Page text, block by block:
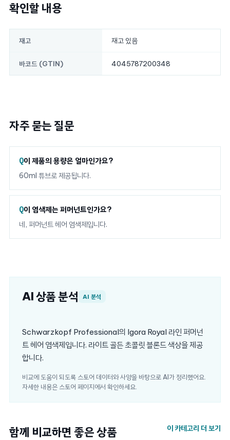
확인할 내용
재고 재고 있음
바코드 (GTIN) 4045787200348
자주 묻는 질문
이 제품의 용량은 얼마인가요?
60ml 튜브로 제공됩니다.
이 염색제는 퍼머넌트인가요?
네, 퍼머넌트 헤어 염색제입니다.
AI 상품 분석 AI 분석
Schwarzkopf Professional의 Igora Royal 라인 퍼머넌
트 헤어 염색제입니다. 라이트 골든 초콜릿 블론드 색상을 제공
합니다.
비교에 도움이 되도록 스토어 데이터와 사양을 바탕으로 AI가 정리했어요.
자세한 내용은 스토어 페이지에서 확인하세요.
함께 비교하면 좋은 상품 이 카테고리 더 보기